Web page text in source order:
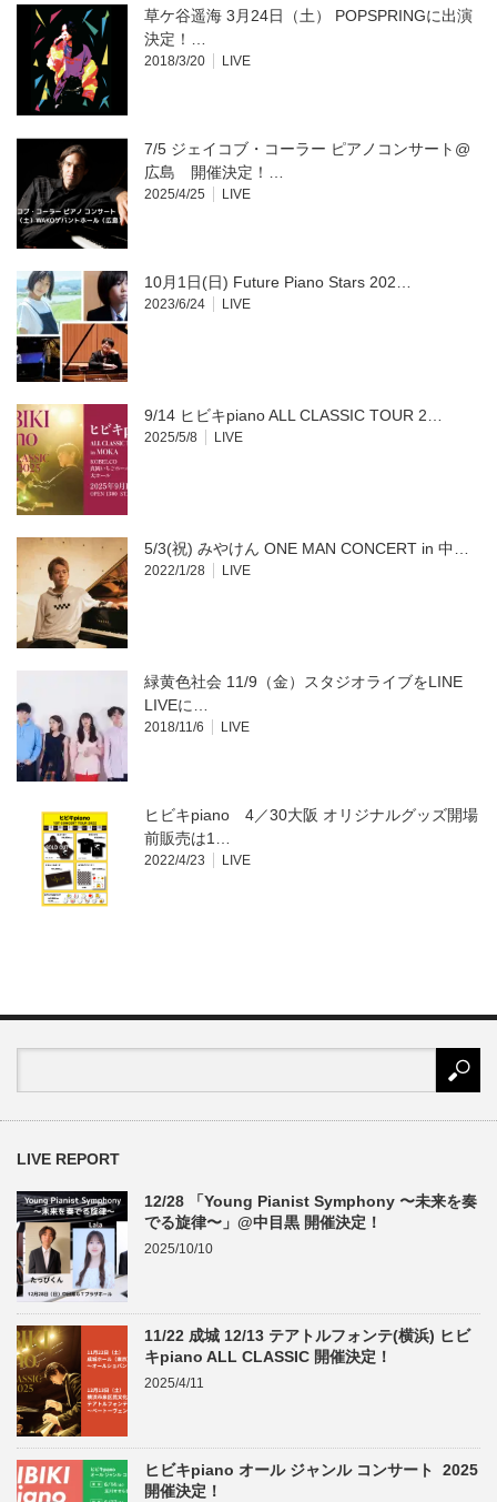
開
草ケ谷遥海 3月24日（土） POPSPRINGに出演
決定！…
2018/3/20 LIVE
7/5 ジェイコブ・コーラー ピアノコンサート@
広島 開催決定！…
2025/4/25 LIVE
10月1日(日) Future Piano Stars 202…
2023/6/24 LIVE
9/14 ヒビキpiano ALL CLASSIC TOUR 2…
2025/5/8 LIVE
5/3(祝) みやけん ONE MAN CONCERT in 中…
2022/1/28 LIVE
緑黄色社会 11/9（金）スタジオライブをLINE
LIVEに…
2018/11/6 LIVE
ヒビキpiano 4／30大阪 オリジナルグッズ開場
前販売は1…
2022/4/23 LIVE
LIVE REPORT
12/28 「Young Pianist Symphony 〜未来を奏
でる旋律〜」@中目黒 開催決定！
2025/10/10
11/22 成城 12/13 テアトルフォンテ(横浜) ヒビ
キpiano ALL CLASSIC 開催決定！
2025/4/11
ヒビキpiano オール ジャンル コンサート 2025
開催決定！